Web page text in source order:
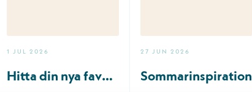
1 JUL 2026
Hitta din nya favoritdoft hos SillageCo
27 JUN 2026
Sommarinspiration